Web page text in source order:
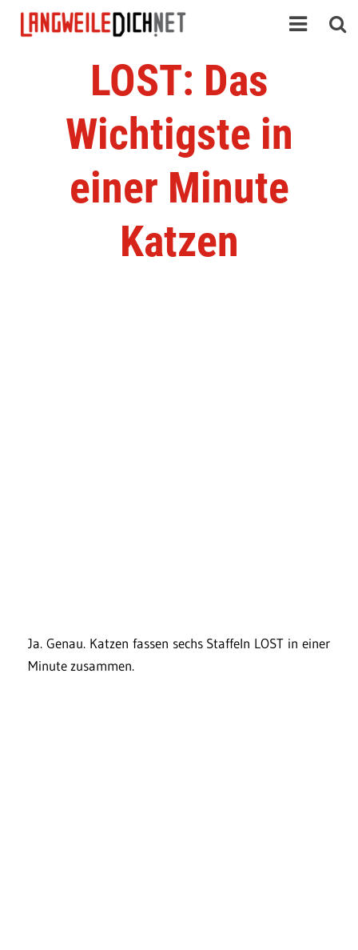
LOST: Das
Wichtigste in
einer Minute
Katzen
Ja. Genau. Katzen fassen sechs Staffeln LOST in einer
Minute zusammen.